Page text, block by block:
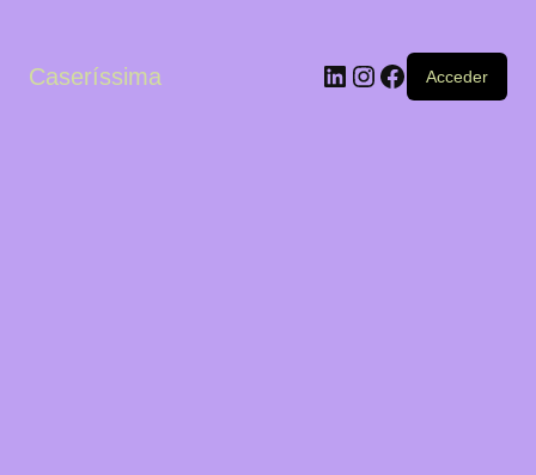
Caseríssima LinkedIn
Instagram
Facebook
Acceder